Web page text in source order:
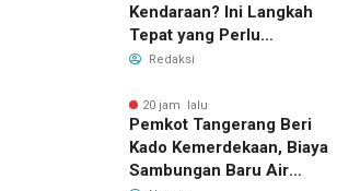
Kendaraan? Ini Langkah
Tepat yang Perlu
Dilakukan
Redaksi
20 jam lalu
Pemkot Tangerang Beri
Kado Kemerdekaan, Biaya
Sambungan Baru Air